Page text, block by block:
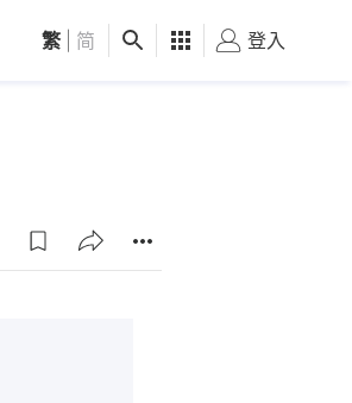
觀點 健康 好食玩飛
繁 简 登入